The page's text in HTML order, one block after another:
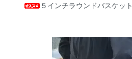
５インチラウンドバスケット